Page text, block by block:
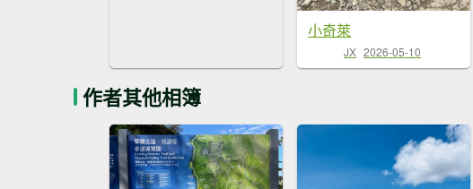
小奇萊
JX 2026-05-10
作者其他相簿